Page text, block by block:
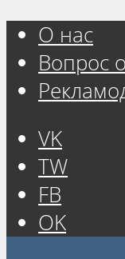
О нас
Вопрос
VK
TW
FB
OK